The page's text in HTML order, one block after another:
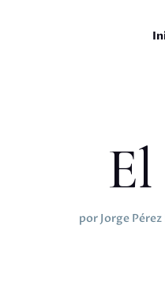
por Jorge